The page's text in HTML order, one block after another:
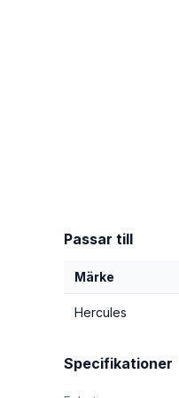
Passar till
Märke
Hercules
Specifikationer